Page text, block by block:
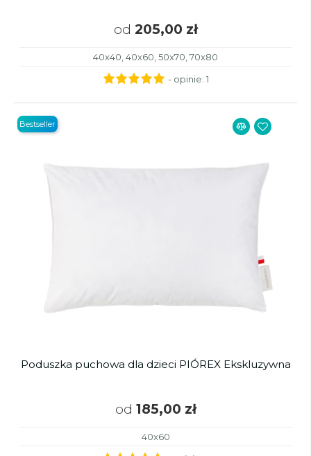
od 205,00 zł
40x40, 40x60, 50x70, 70x80
- opinie: 1
Poduszka puchowa dla dzieci PIÓREX Ekskluzywna
od 185,00 zł
40x60
Bestseller